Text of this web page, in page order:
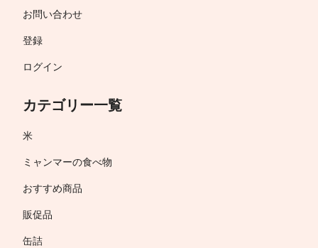
お問い合わせ
登録
ログイン
カテゴリー一覧
米
ミャンマーの食べ物
おすすめ商品
販促品
缶詰